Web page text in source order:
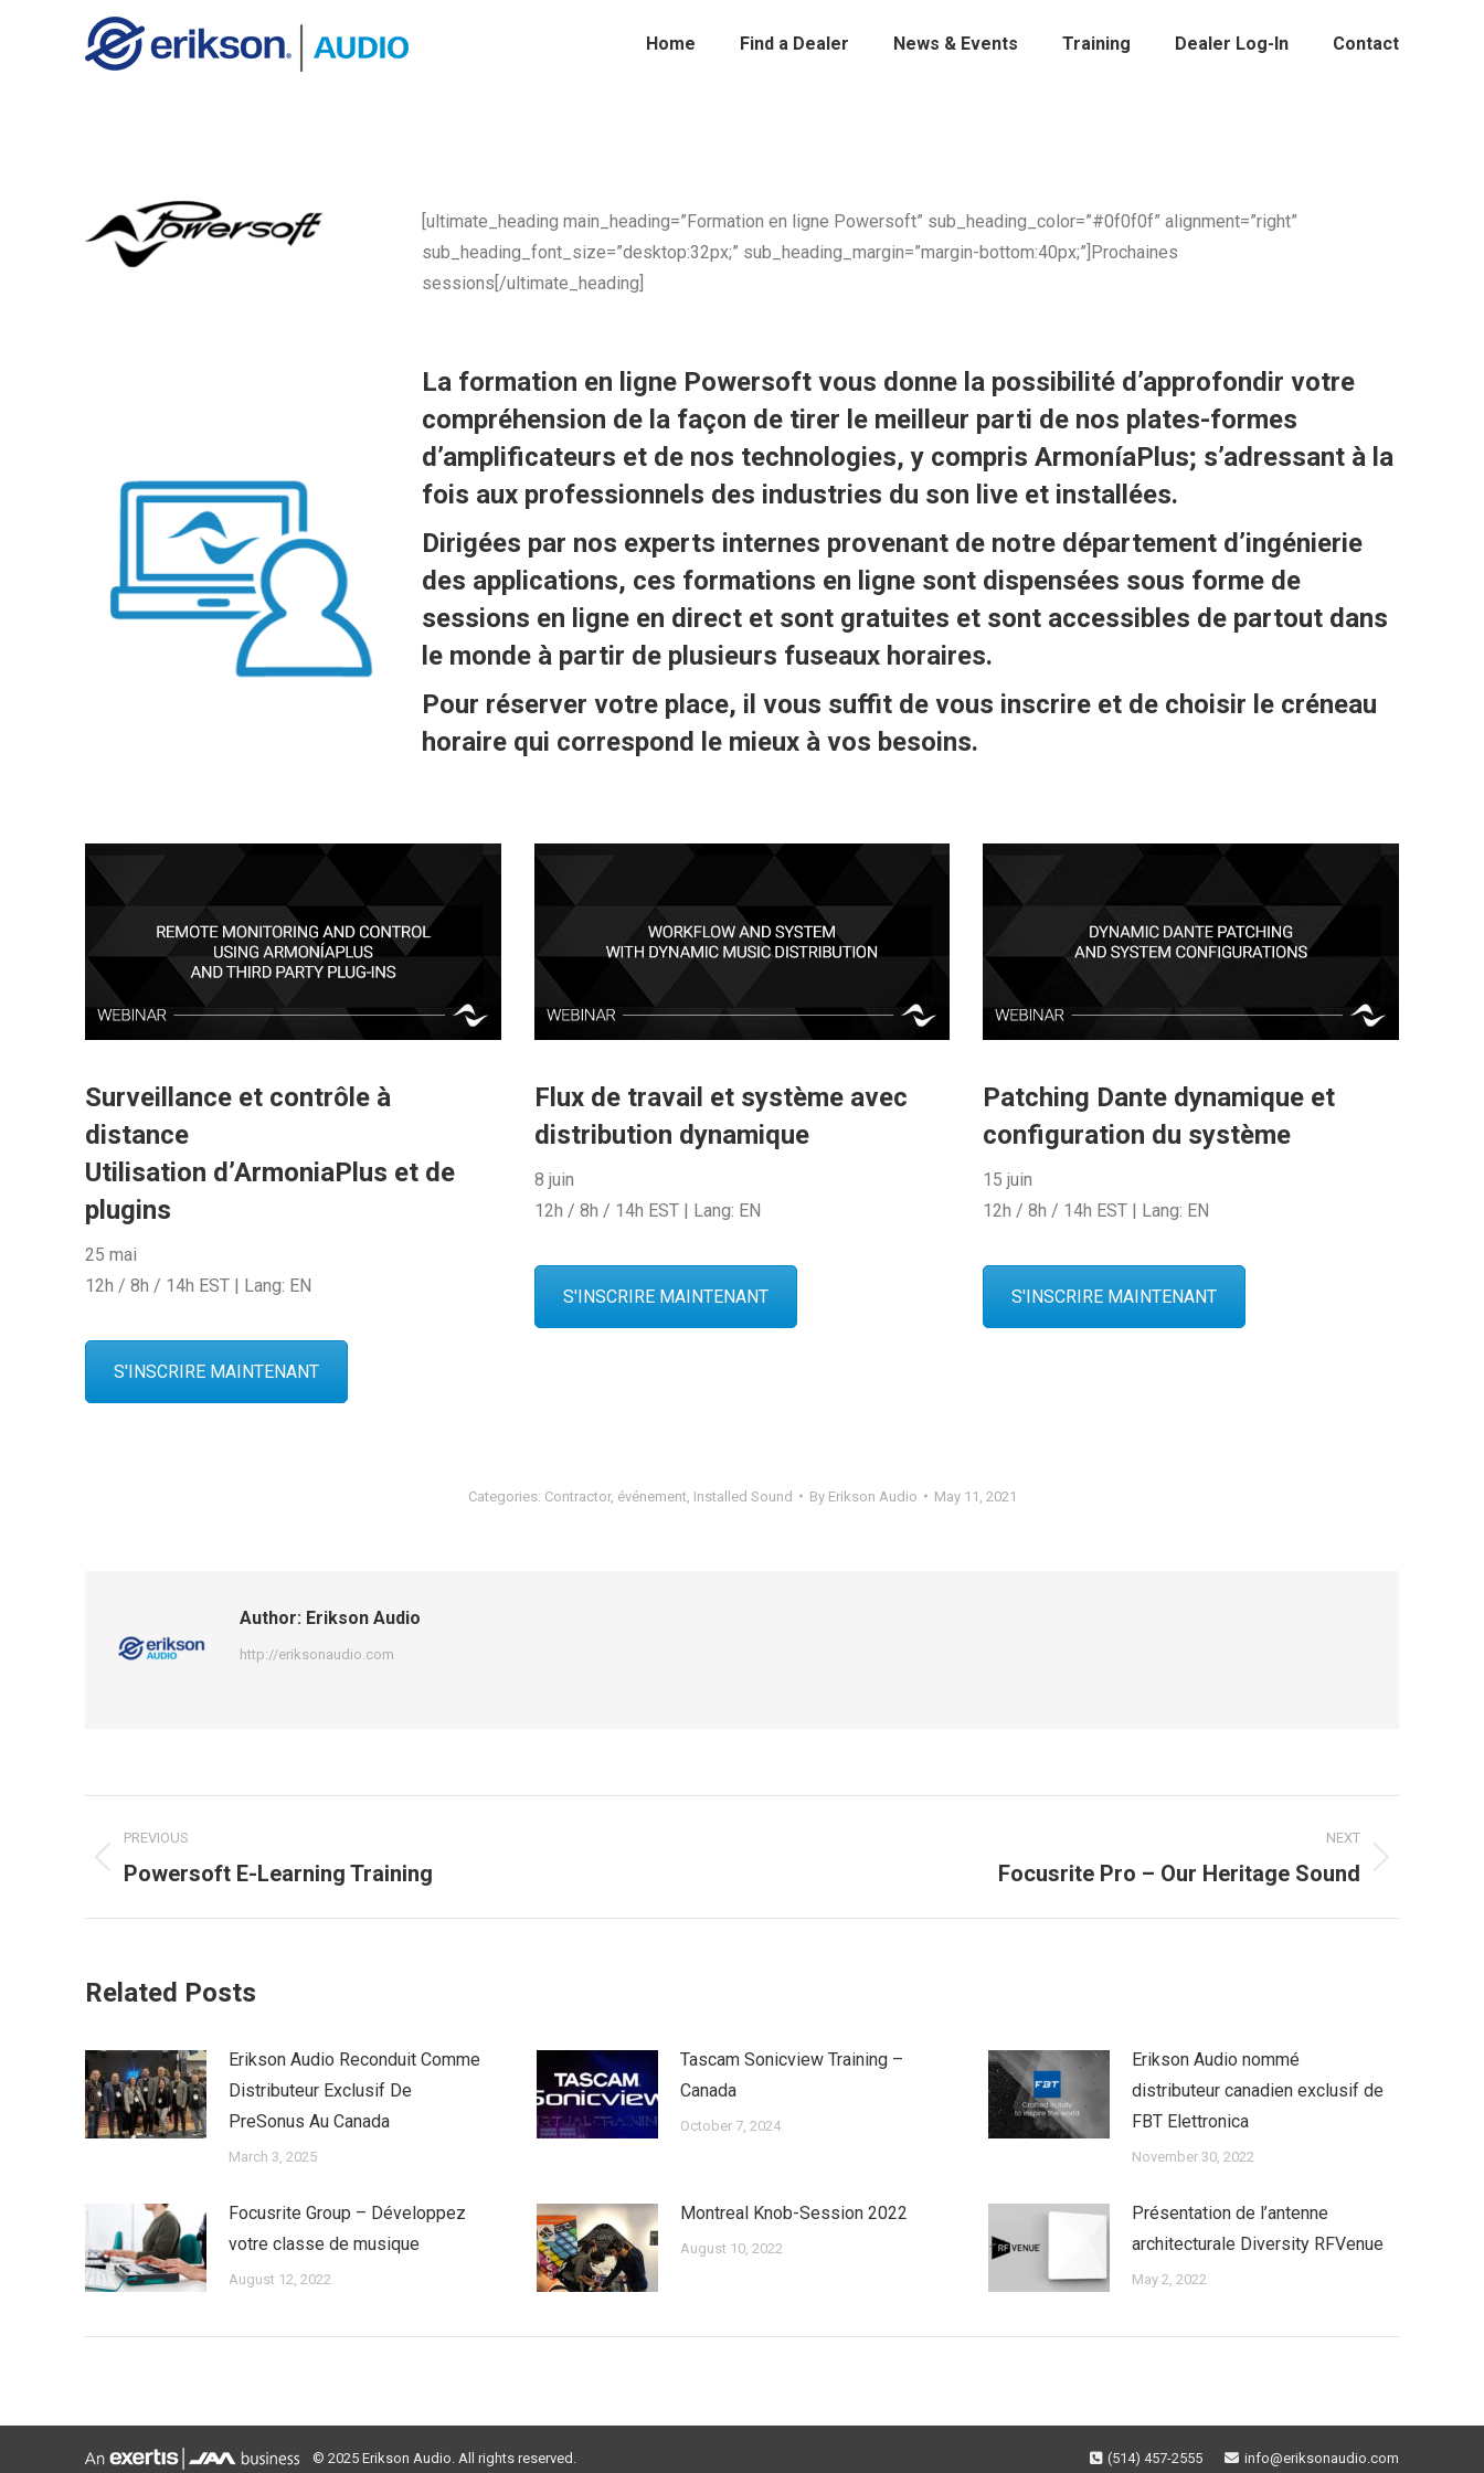
Home Find a Dealer News & Events Training Dealer Log-In Contact
[ultimate_heading main_heading=”Formation en ligne Powersoft” sub_heading_color=”#0f0f0f” alignment=”right”
sub_heading_font_size=”desktop:32px;” sub_heading_margin=”margin-bottom:40px;”]Prochaines
sessions[/ultimate_heading]
La formation en ligne Powersoft vous donne la possibilité d’approfondir votre
compréhension de la façon de tirer le meilleur parti de nos plates-formes
d’amplificateurs et de nos technologies, y compris ArmoníaPlus; s’adressant à la
fois aux professionnels des industries du son live et installées.
Dirigées par nos experts internes provenant de notre département d’ingénierie
des applications, ces formations en ligne sont dispensées sous forme de
sessions en ligne en direct et sont gratuites et sont accessibles de partout dans
le monde à partir de plusieurs fuseaux horaires.
Pour réserver votre place, il vous suffit de vous inscrire et de choisir le créneau
horaire qui correspond le mieux à vos besoins.
Surveillance et contrôle à
distance
Utilisation d’ArmoniaPlus et de
plugins
25 mai
12h / 8h / 14h EST | Lang: EN
S'INSCRIRE MAINTENANT
Flux de travail et système avec
distribution dynamique
8 juin
12h / 8h / 14h EST | Lang: EN
S'INSCRIRE MAINTENANT
Patching Dante dynamique et
configuration du système
15 juin
12h / 8h / 14h EST | Lang: EN
S'INSCRIRE MAINTENANT
Categories: Contractor, événement Installed Sound By Erikson Audio May 11, 2021
Author: Erikson Audio
http://eriksonaudio.com
navigation
PREVIOUS
Previous
Powersoft E-Learning Training
NEXT
Focusrite Pro – Our Heritage Sound
Related Posts
Erikson Audio Reconduit Comme
Distributeur Exclusif De
PreSonus Au Canada
March 3, 2025
Tascam Sonicview Training –
Canada
October 7, 2024
Erikson Audio nommé
distributeur canadien exclusif de
FBT Elettronica
November 30, 2022
Focusrite Group – Développez
votre classe de musique
August 12, 2022
Montreal Knob-Session 2022
August 10, 2022
Présentation de l’antenne
architecturale Diversity RFVenue
May 2, 2022
© 2025 Erikson Audio. All rights reserved. (514) 457-2555 info@eriksonaudio.com